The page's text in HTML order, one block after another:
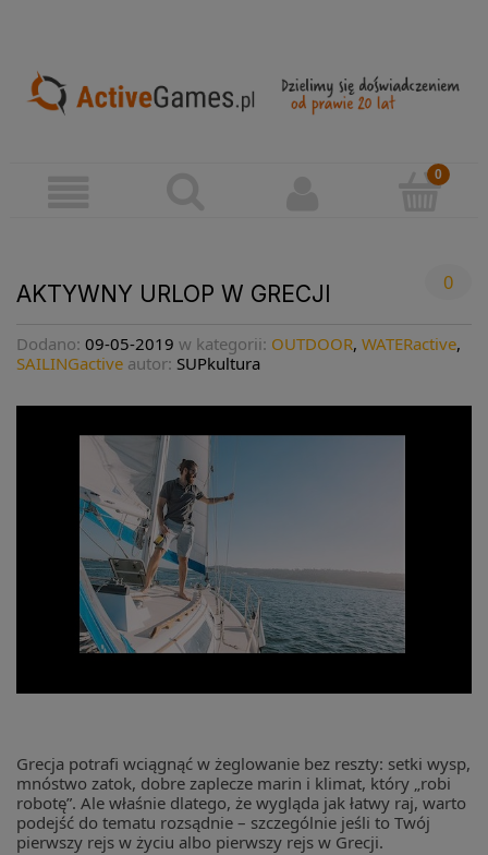
AKTYWNY URLOP W GRECJI 0
Dodano: 09-05-2019 w kategorii: OUTDOOR, WATERactive,
SAILINGactive autor: SUPkultura
Grecja potrafi wciągnąć w żeglowanie bez reszty: setki wysp,
mnóstwo zatok, dobre zaplecze marin i klimat, który „robi
robotę”. Ale właśnie dlatego, że wygląda jak łatwy raj, warto
podejść do tematu rozsądnie – szczególnie jeśli to Twój
pierwszy rejs w życiu albo pierwszy rejs w Grecji.